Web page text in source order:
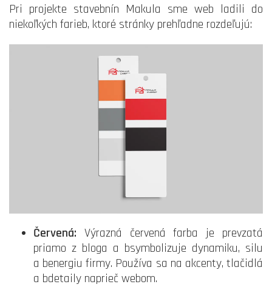
Pri projekte stavebnín Makula sme web ladili do
niekoľkých farieb, ktoré stránky prehľadne rozdeľujú:
Červená: Výrazná červená farba je prevzatá
priamo z bloga a bsymbolizuje dynamiku, silu
a benergiu firmy. Používa sa na akcenty, tlačidlá
a bdetaily naprieč webom.